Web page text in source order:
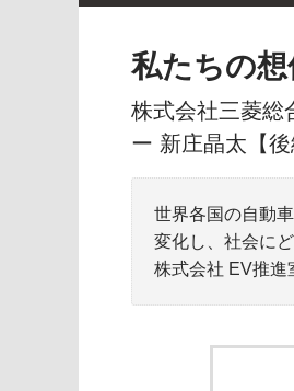
私たちの
株式会社三菱総
ー 新庄晶太【後
世界各国の自動
変化し、社会に
株式会社 EV推進